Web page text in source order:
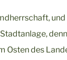
Osten des